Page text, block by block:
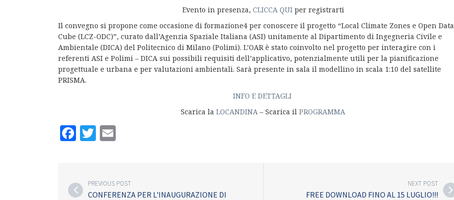
Evento in presenza, CLICCA QUIper registrarti
Il convegno si propone come occasione di formazione4 per conoscere il progetto “Local Climate Zones e Open Data
Cube (LCZ-ODC)”, curato dall’Agenzia Spaziale Italiana (ASI) unitamente al Dipartimento di Ingegneria Civile e
Ambientale (DICA) del Politecnico di Milano (Polimi). L’OAR è stato coinvolto nel progetto per interagire con i
referenti ASI e Polimi – DICA sui possibili requisiti dell’applicativo, potenzialmente utili per la pianificazione
progettuale e urbana e per valutazioni ambientali. Sarà presente in sala il modellino in scala 1:10 del satellite
PRISMA.
INFO E DETTAGLI
Scarica la LOCANDINA – Scarica il PROGRAMMA
Facebook
Twitter
PREVIOUS POST
CONFERENZA PER L'INAUGURAZIONE DI
NEXT POST
FREE DOWNLOAD FINO AL 15 LUGLIO!!!